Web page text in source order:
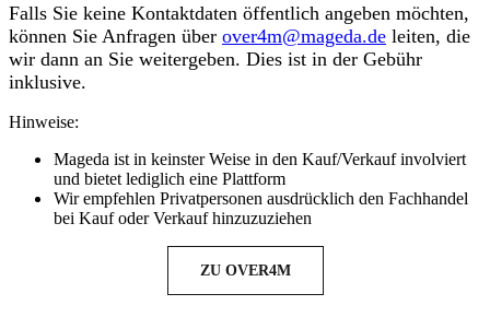
Falls Sie keine Kontaktdaten öffentlich angeben möchten,
können Sie Anfragen über over4m@mageda.de leiten, die
wir dann an Sie weitergeben. Dies ist in der Gebühr
inklusive.
Hinweise:
Mageda ist in keinster Weise in den Kauf/Verkauf involviert
und bietet lediglich eine Plattform
Wir empfehlen Privatpersonen ausdrücklich den Fachhandel
bei Kauf oder Verkauf hinzuzuziehen
ZU OVER4M